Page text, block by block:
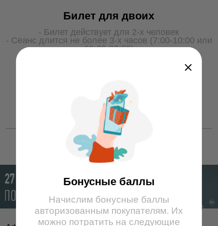
Бонусные баллы
Начислим бонусные баллы
авторизованным покупателям. Их
можно потратить на следующие
Билет для двоих
- Билет действует для 2-х человек
- Сеанс длится не более 3-х часов (7:00-10:00 или
19:00-22:00)